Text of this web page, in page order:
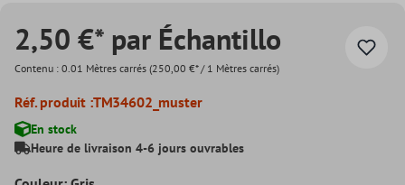
2,50 €* par Échantillo
Contenu : 0.01 Mètres carrés (250,00 €* / 1 Mètres carrés)
Réf. produit :TM34602_muster
En stock
Heure de livraison 4-6 jours ouvrables